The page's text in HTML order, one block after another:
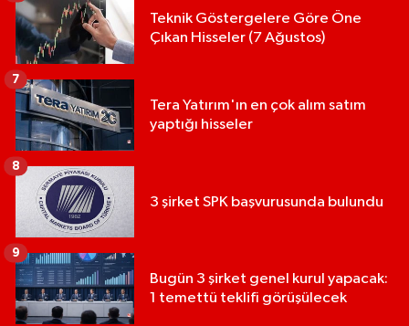
Teknik Göstergelere Göre Öne
Çıkan Hisseler (7 Ağustos)
Tera Yatırım'ın en çok alım satım
yaptığı hisseler
7
3 şirket SPK başvurusunda bulundu
8
Bugün 3 şirket genel kurul yapacak:
1 temettü teklifi görüşülecek
9